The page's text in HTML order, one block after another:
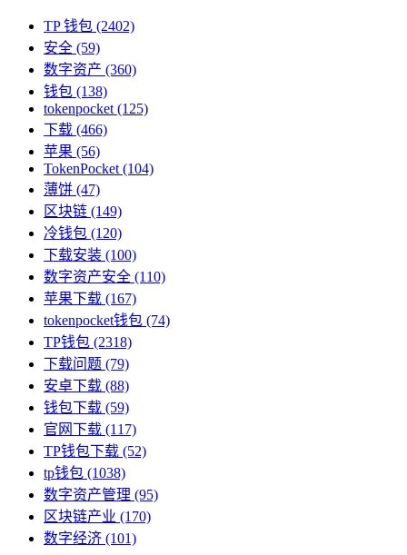
TP 钱包 (2402)
安全 (59)
数字资产 (360)
钱包 (138)
tokenpocket (125)
下载 (466)
苹果 (56)
TokenPocket (104)
薄饼 (47)
区块链 (149)
冷钱包 (120)
下载安装 (100)
数字资产安全 (110)
苹果下载 (167)
tokenpocket钱包 (74)
TP钱包 (2318)
下载问题 (79)
安卓下载 (88)
钱包下载 (59)
官网下载 (117)
TP钱包下载 (52)
tp钱包 (1038)
数字资产管理 (95)
区块链产业 (170)
数字经济 (101)